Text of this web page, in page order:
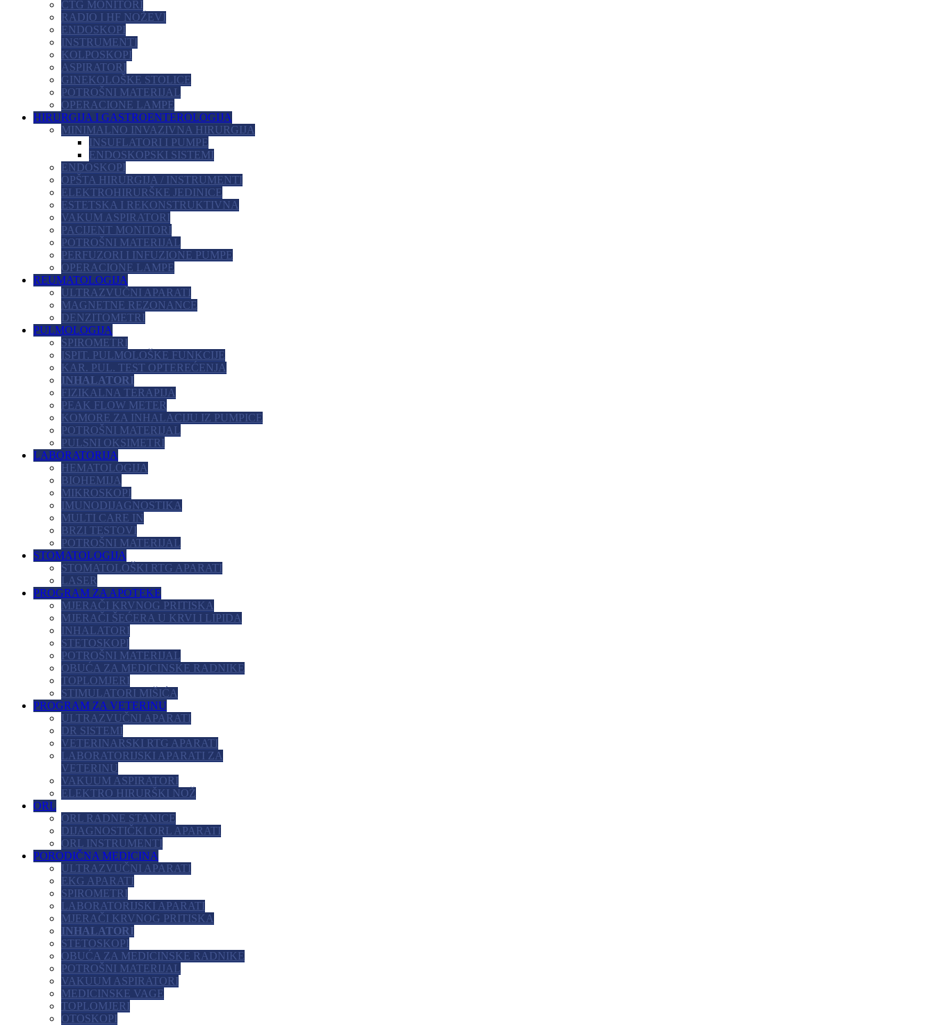
CTG MONITORI
RADIO I HF NOŽEVI
ENDOSKOPI
INSTRUMENTI
KOLPOSKOPI
ASPIRATORI
GINEKOLOŠKE STOLICE
POTROŠNI MATERIJAL
OPERACIONE LAMPE
HIRURGIJA I GASTROENTEROLOGIJA
MINIMALNO INVAZIVNA HIRURGIJA
INSUFLATORI I PUMPE
ENDOSKOPSKI SISTEMI
ENDOSKOPI
OPŠTA HIRURGIJA / INSTRUMENTI
ELEKTROHIRURŠKE JEDINICE
ESTETSKA I REKONSTRUKTIVNA
VAKUM ASPIRATORI
PACIJENT MONITORI
POTROŠNI MATERIJAL
PERFUZORI I INFUZIONE PUMPE
OPERACIONE LAMPE
REUMATOLOGIJA
ULTRAZVUČNI APARATI
MAGNETNE REZONANCE
DENZITOMETRI
PULMOLOGIJA
SPIROMETRI
ISPIT. PULMOLOŠKE FUNKCIJE
KAR. PUL. TEST OPTEREĆENJA
INHALATORI
FIZIKALNA TERAPIJA
PEAK FLOW METER
KOMORE ZA INHALACIJU IZ PUMPICE
POTROŠNI MATERIJAL
PULSNI OKSIMETRI
LABORATORIJA
HEMATOLOGIJA
BIOHEMIJA
MIKROSKOPI
IMUNODIJAGNOSTIKA
MULTI CARE IN
BRZI TESTOVI
POTROŠNI MATERIJAL
STOMATOLOGIJA
STOMATOLOŠKI RTG APARATI
LASER
PROGRAM ZA APOTEKE
MJERAČI KRVNOG PRITISKA
MJERAČI ŠEĆERA U KRVI I LIPIDA
INHALATORI
STETOSKOPI
POTROŠNI MATERIJAL
OBUĆA ZA MEDICINSKE RADNIKE
TOPLOMJERI
STIMULATORI MIŠIĆA
PROGRAM ZA VETERINU
ULTRAZVUČNI APARATI
DR SISTEMI
VETERINARSKI RTG APARATI
LABORATORIJSKI APARATI ZA
VETERINU
VAKUUM ASPIRATORI
ELEKTRO HIRURŠKI NOŽ
ORL
ORL RADNE STANICE
DIJAGNOSTIČKI ORL APARATI
ORL INSTRUMENTI
PORODIČNA MEDICINA
ULTRAZVUČNI APARATI
EKG APARATI
SPIROMETRI
LABORATORIJSKI APARATI
MJERAČI KRVNOG PRITISKA
INHALATORI
STETOSKOPI
OBUĆA ZA MEDICINSKE RADNIKE
POTROŠNI MATERIJAL
VAKUUM ASPIRATORI
MEDICINSKE VAGE
TOPLOMJERI
OTOSKOPI